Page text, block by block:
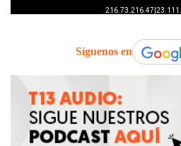
Síguenos en